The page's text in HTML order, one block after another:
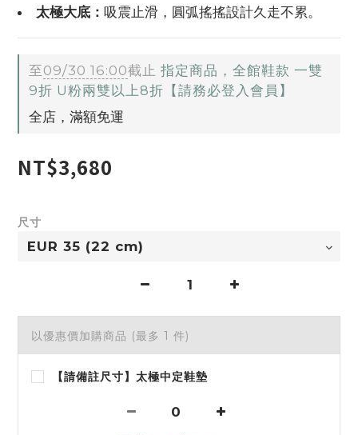
太極大底： 吸震止滑，圓弧搖搖設計久走不累。
至09/30 16:00截止 指定商品，全館鞋款 一雙
9折 U粉兩雙以上8折【請務必登入會員】
全店，滿額免運
NT$3,680
尺寸
以優惠價加購商品 (最多 1 件)
【請備註尺寸】太極中定鞋墊